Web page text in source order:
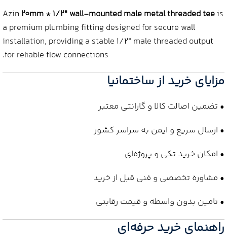
Azin 20mm * 1/2″ wall-mounted male metal threaded teeis
a premium plumbing fitting designed for secure wall
installation, providing a stable 1/2″ male threaded output
for reliable flow connections.
مزایای خرید از ساختمانیا
• تضمین اصالت کالا و گارانتی معتبر
• ارسال سریع و ایمن به سراسر کشور
• امکان خرید تکی و پروژه‌ای
• مشاوره تخصصی و فنی قبل از خرید
• تامین بدون واسطه و قیمت رقابتی
راهنمای خرید حرفه‌ای